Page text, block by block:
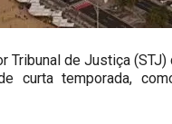
Tribunal de Justiça
curta temporada,